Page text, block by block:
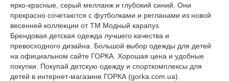
ярко-красные, серый мелланж и глубокий синий. Они
прекрасно сочетаются с футболками и регланами из новой
весенней коллекции от ТМ Модный карапуз.
Брендовая детская одежда лучшего качества и
превосходного дизайна. Большой выбор одежды для детей
на официальном сайте ГОРКА. Хорошая цена и удобные
покупки. Покупай детскую одежду и спорткомплексы для
детей в интернет-магазине ГОРКА (gorka.com.ua).